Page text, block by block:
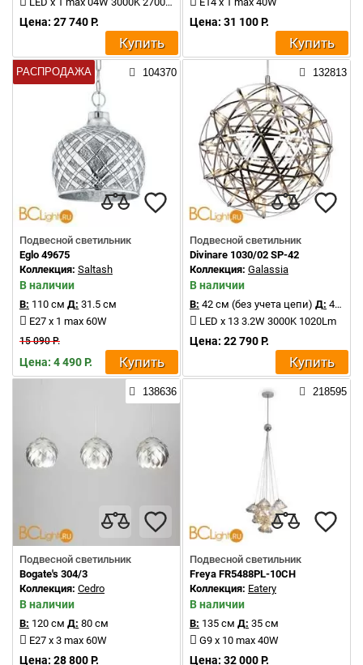
Цена: 27 740 Р.
Купить
Цена: 31 100 Р.
Купить
РАСПРОДАЖА 104370
Подвесной светильник
Eglo 49675
Коллекция: Saltash
В наличии
В: 110 см Д: 31.5 см
E27 x 1 max 60W
15 090 Р.
Цена: 4 490 Р. Купить
132813
Подвесной светильник
Divinare 1030/02 SP-42
Коллекция: Galassia
В наличии
В: 42 см (без учета цепи) Д: 42 см
LED x 13 3.2W 3000K 1020Lm
Цена: 22 790 Р.
Купить
138636
Подвесной светильник
Bogate's 304/3
Коллекция: Cedro
В наличии
В: 120 см Д: 80 см
E27 x 3 max 60W
Цена: 28 800 Р.
218595
Подвесной светильник
Freya FR5488PL-10CH
Коллекция: Eatery
В наличии
В: 135 см Д: 35 см
G9 x 10 max 40W
Цена: 32 000 Р.